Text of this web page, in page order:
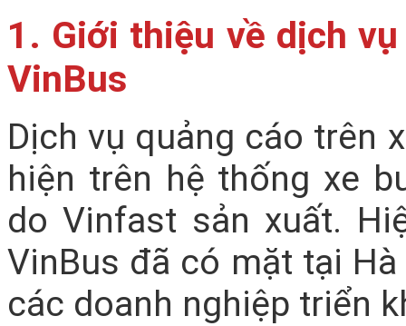
1. Giới thiệu về dịch
VinBus
Dịch vụ quảng cáo trên
hiện trên hệ thống xe
do Vinfast sản xuất.
VinBus đã có mặt tại Hà
các doanh nghiệp triển